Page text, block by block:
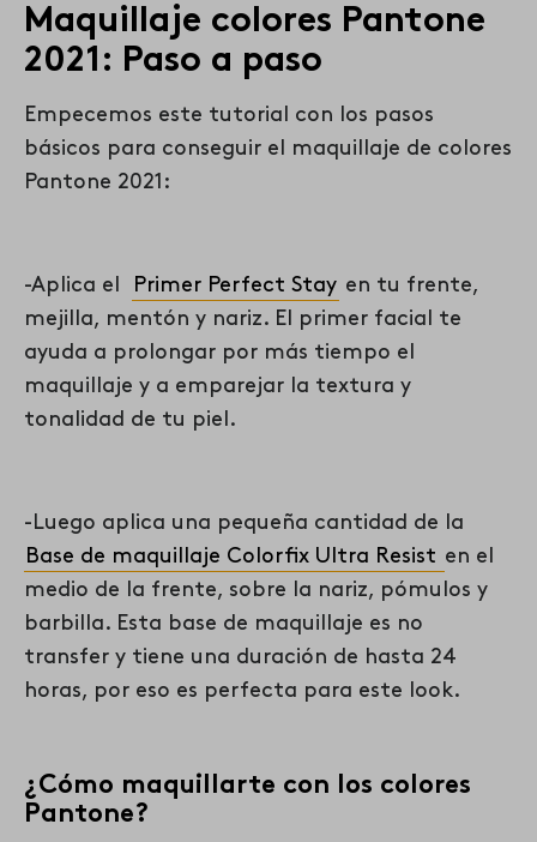
Maquillaje colores Pantone
2021: Paso a paso
Empecemos este tutorial con los pasos
básicos para conseguir el maquillaje de colores
Pantone 2021:
-Aplica el Primer Perfect Stay en tu frente,
mejilla, mentón y nariz. El primer facial te
ayuda a prolongar por más tiempo el
maquillaje y a emparejar la textura y
tonalidad de tu piel.
-Luego aplica una pequeña cantidad de la
Base de maquillaje Colorfix Ultra Resist en el
medio de la frente, sobre la nariz, pómulos y
barbilla. Esta base de maquillaje es no
transfer y tiene una duración de hasta 24
horas, por eso es perfecta para este look.
¿Cómo maquillarte con los colores
Pantone?